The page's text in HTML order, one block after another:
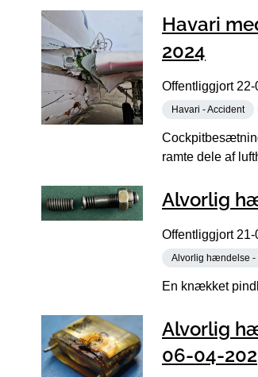
Havari
2024
Offentliggjort 22-
Havari - Accident
ramte dele af
Alvorlig
Offentliggjort 21-
Alvorlig hændelse -
En knækket
Alvorlig
06-04-